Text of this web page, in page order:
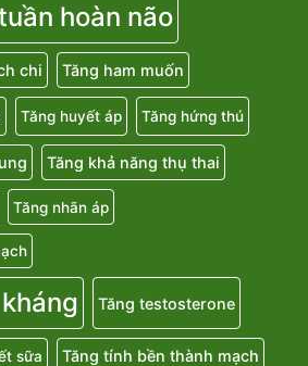
hoàn não
chi Tăng ham muốn
Tăng huyết áp Tăng hứng thú
Tăng khả năng thụ thai
Tăng nhãn áp
Tăng testosterone
sữa Tăng tính bền thành mạch